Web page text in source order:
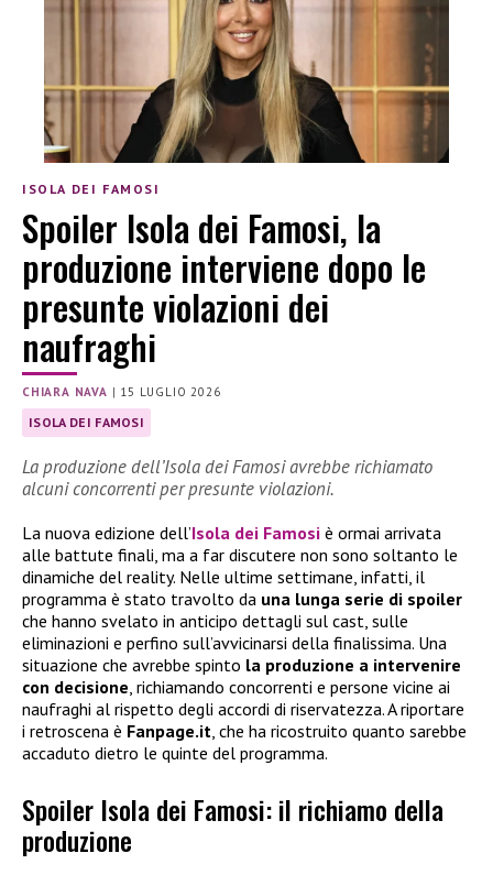
ISOLA DEI FAMOSI
Spoiler Isola dei Famosi, la
produzione interviene dopo le
presunte violazioni dei
naufraghi
CHIARA NAVA | 15 LUGLIO 2026
ISOLA DEI FAMOSI
La produzione dell’Isola dei Famosi avrebbe richiamato
alcuni concorrenti per presunte violazioni.
La nuova edizione dell’Isola dei Famosi è ormai arrivata
alle battute finali, ma a far discutere non sono soltanto le
dinamiche del reality. Nelle ultime settimane, infatti, il
programma è stato travolto da una lunga serie di spoiler
che hanno svelato in anticipo dettagli sul cast, sulle
eliminazioni e perfino sull’avvicinarsi della finalissima. Una
situazione che avrebbe spinto la produzione a intervenire
con decisione, richiamando concorrenti e persone vicine ai
naufraghi al rispetto degli accordi di riservatezza. A riportare
i retroscena è Fanpage.it, che ha ricostruito quanto sarebbe
accaduto dietro le quinte del programma.
Spoiler Isola dei Famosi: il richiamo della
produzione